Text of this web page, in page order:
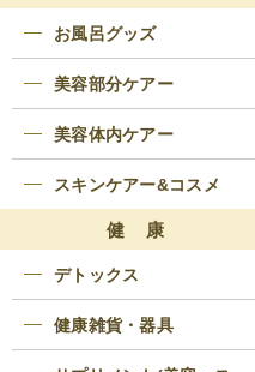
お風呂グッズ
美容部分ケアー
美容体内ケアー
スキンケアー&コスメ
健 康
デトックス
健康雑貨・器具